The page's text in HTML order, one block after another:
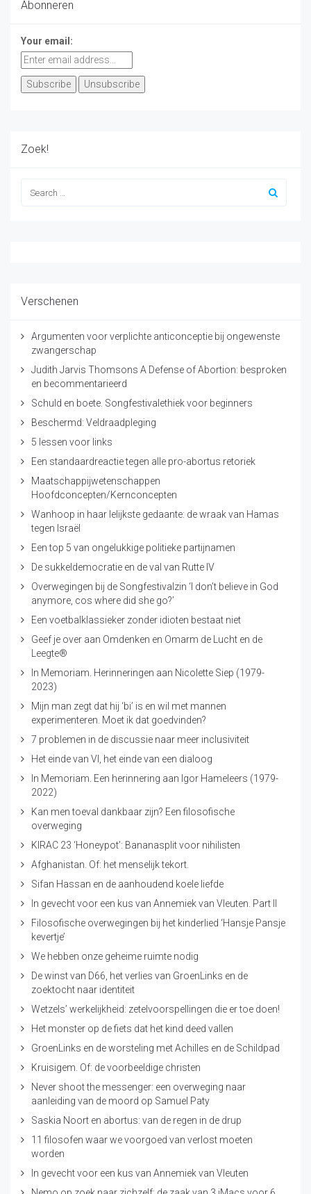
Abonneren
Your email:
Zoek!
Verschenen
Argumenten voor verplichte anticonceptie bij ongewenste
zwangerschap
Judith Jarvis Thomsons A Defense of Abortion: besproken
en becommentarieerd
Schuld en boete. Songfestivalethiek voor beginners
Beschermd: Veldraadpleging
5 lessen voor links
Een standaardreactie tegen alle pro-abortus retoriek
Maatschappijwetenschappen
Hoofdconcepten/Kernconcepten
Wanhoop in haar lelijkste gedaante: de wraak van Hamas
tegen Israël
Een top 5 van ongelukkige politieke partijnamen
De sukkeldemocratie en de val van Rutte IV
Overwegingen bij de Songfestivalzin ‘I don’t believe in God
anymore, cos where did she go?’
Een voetbalklassieker zonder idioten bestaat niet
Geef je over aan Omdenken en Omarm de Lucht en de
Leegte®
In Memoriam. Herinneringen aan Nicolette Siep (1979-
2023)
Mijn man zegt dat hij ‘bi’ is en wil met mannen
experimenteren. Moet ik dat goedvinden?
7 problemen in de discussie naar meer inclusiviteit
Het einde van VI, het einde van een dialoog
In Memoriam. Een herinnering aan Igor Hameleers (1979-
2022)
Kan men toeval dankbaar zijn? Een filosofische
overweging
KIRAC 23 ‘Honeypot’: Bananasplit voor nihilisten
Afghanistan. Of: het menselijk tekort.
Sifan Hassan en de aanhoudend koele liefde
In gevecht voor een kus van Annemiek van Vleuten. Part II
Filosofische overwegingen bij het kinderlied ‘Hansje Pansje
kevertje’
We hebben onze geheime ruimte nodig
De winst van D66, het verlies van GroenLinks en de
zoektocht naar identiteit
Wetzels’ werkelijkheid: zetelvoorspellingen die er toe doen!
Het monster op de fiets dat het kind deed vallen
GroenLinks en de worsteling met Achilles en de Schildpad
Kruisigem. Of: de voorbeeldige christen
Never shoot the messenger: een overweging naar
aanleiding van de moord op Samuel Paty
Saskia Noort en abortus: van de regen in de drup
11 filosofen waar we voorgoed van verlost moeten
worden
In gevecht voor een kus van Annemiek van Vleuten